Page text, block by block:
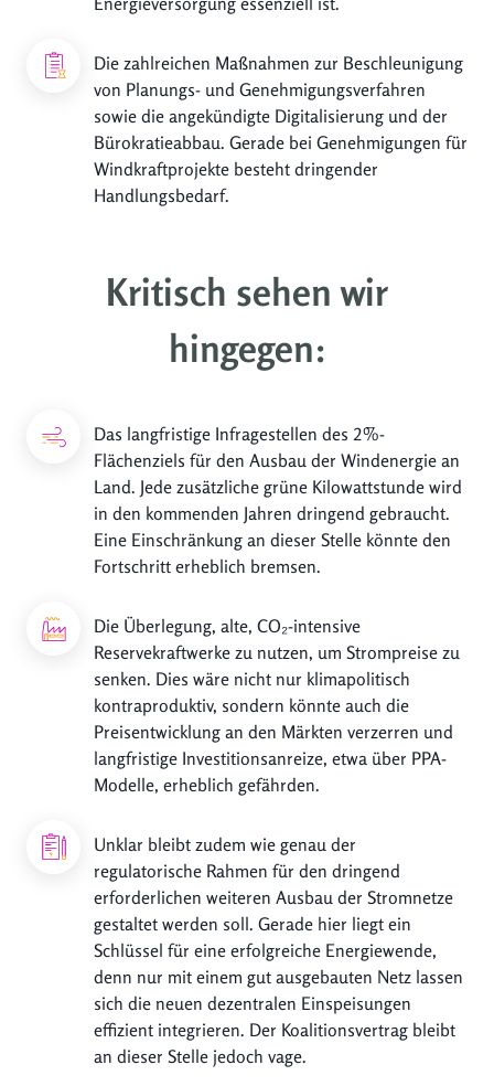
Die zahlreichen Maßnahmen zur Beschleunigung
von Planungs- und Genehmigungsverfahren
sowie die angekündigte Digitalisierung und der
Bürokratieabbau. Gerade bei Genehmigungen für
Windkraftprojekte besteht dringender
Handlungsbedarf.
Kritisch sehen wir
hingegen:
Das langfristige Infragestellen des 2%-
Flächenziels für den Ausbau der Windenergie an
Land. Jede zusätzliche grüne Kilowattstunde wird
in den kommenden Jahren dringend gebraucht.
Eine Einschränkung an dieser Stelle könnte den
Fortschritt erheblich bremsen.
Die Überlegung, alte, CO₂-intensive
Reservekraftwerke zu nutzen, um Strompreise zu
senken. Dies wäre nicht nur klimapolitisch
kontraproduktiv, sondern könnte auch die
Preisentwicklung an den Märkten verzerren und
langfristige Investitionsanreize, etwa über PPA-
Modelle, erheblich gefährden.
Unklar bleibt zudem wie genau der
regulatorische Rahmen für den dringend
erforderlichen weiteren Ausbau der Stromnetze
gestaltet werden soll. Gerade hier liegt ein
Schlüssel für eine erfolgreiche Energiewende,
denn nur mit einem gut ausgebauten Netz lassen
sich die neuen dezentralen Einspeisungen
effizient integrieren. Der Koalitionsvertrag bleibt
an dieser Stelle jedoch vage.